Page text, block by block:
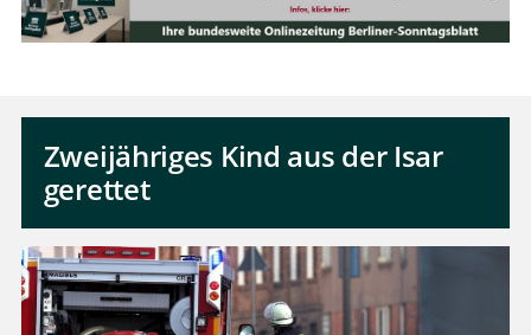
Zweijähriges Kind aus der Isar
gerettet